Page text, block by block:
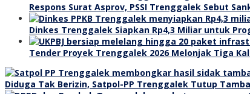
Respons Surat Asprov, PSSI Trenggalek Sebut
Dinkes Trenggalek Siapkan Rp4,3 Miliar untuk
Tender Proyek Trenggalek 2026 Melonjak Tiga
Diduga Tak Berizin, Satpol-PP Trenggalek Tutup